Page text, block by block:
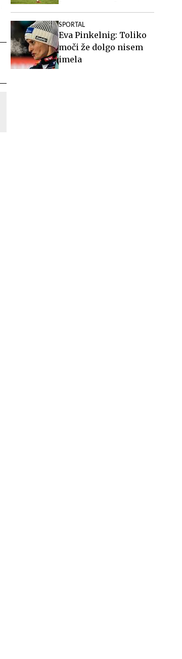
SPORTAL
Eva Pinkelnig: Toliko
moči že dolgo nisem
imela